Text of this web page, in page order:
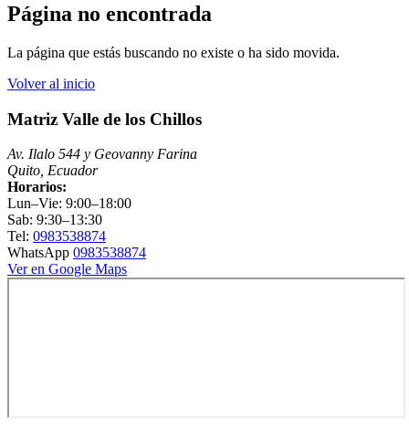
Página no encontrada
La página que estás buscando no existe o ha sido movida.
Volver al inicio
Matriz Valle de los Chillos
Av. Ilalo 544 y Geovanny Farina
Quito, Ecuador
Horarios:
Lun–Vie: 9:00–18:00
Sab: 9:30–13:30
Tel: 0983538874
WhatsApp 0983538874
Ver en Google Maps